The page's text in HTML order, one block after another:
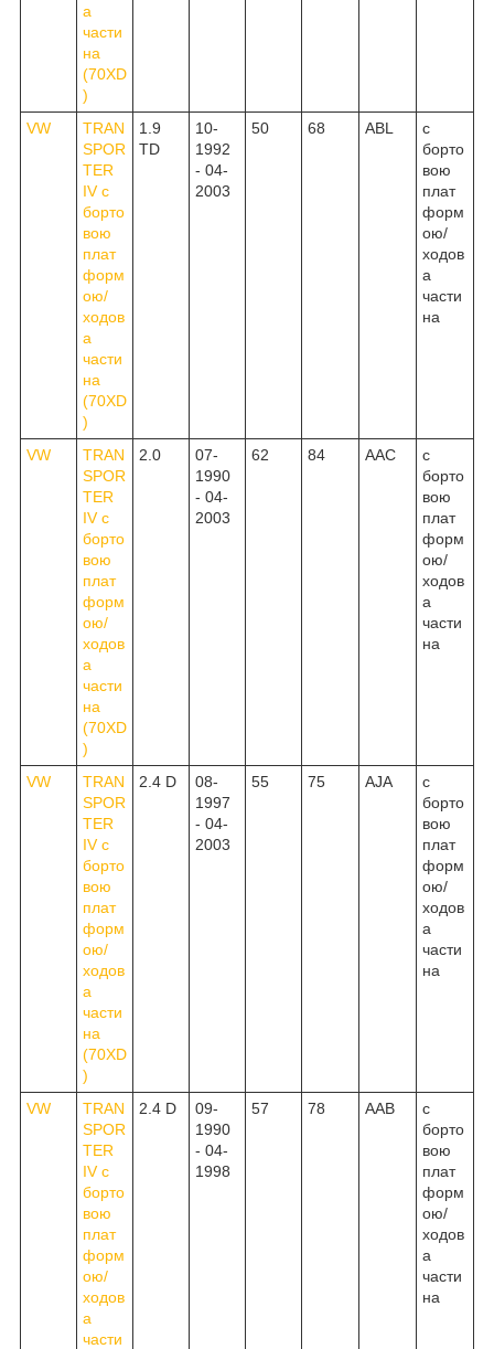
а
части
на
(70XD
)
VW
TRAN
SPOR
TER
IV c
борто
вою
плат
форм
ою/
ходов
а
части
на
(70XD
)
1.9
TD
10-
1992
- 04-
2003
50 68 ABL
c
борто
вою
плат
форм
ою/
ходов
а
части
на
VW
TRAN
SPOR
TER
IV c
борто
вою
плат
форм
ою/
ходов
а
части
на
(70XD
)
2.0
07-
1990
- 04-
2003
62 84 AAC
c
борто
вою
плат
форм
ою/
ходов
а
части
на
VW
TRAN
SPOR
TER
IV c
борто
вою
плат
форм
ою/
ходов
а
части
на
(70XD
)
2.4 D
08-
1997
- 04-
2003
55 75 AJA
c
борто
вою
плат
форм
ою/
ходов
а
части
на
VW
TRAN
SPOR
TER
IV c
борто
вою
плат
форм
ою/
ходов
а
части
2.4 D
09-
1990
- 04-
1998
57 78 AAB
c
борто
вою
плат
форм
ою/
ходов
а
части
на